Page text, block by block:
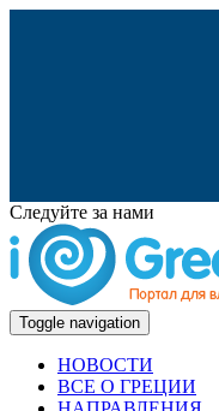
Следуйте за нами
Toggle navigation
НОВОСТИ
ВСЕ О ГРЕЦИИ